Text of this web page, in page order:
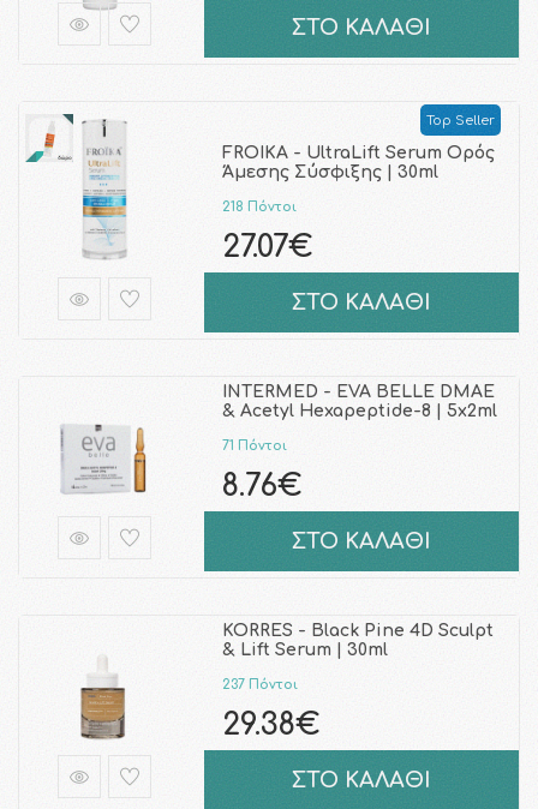
ΣΤΟ ΚΑΛΑΘΙ
Top Seller
FROIKA - UltraLift Serum Ορός
Άμεσης Σύσφιξης | 30ml
218 Πόντοι
27.07€
ΣΤΟ ΚΑΛΑΘΙ
INTERMED - EVA BELLE DMAE
& Acetyl Hexapeptide-8 | 5x2ml
71 Πόντοι
8.76€
ΣΤΟ ΚΑΛΑΘΙ
KORRES - Black Pine 4D Sculpt
& Lift Serum | 30ml
237 Πόντοι
29.38€
ΣΤΟ ΚΑΛΑΘΙ